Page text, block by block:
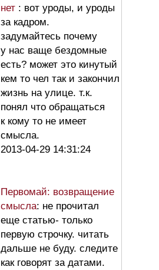
нет : вот уроды, и уроды
за кадром.
задумайтесь почему
у нас ваще бездомные
есть? может это кинутый
кем то чел так и закончил
жизнь на улице. т.к.
понял что обращаться
к кому то не имеет
смысла.
2013-04-29 14:31:24
Первомай: возвращение
смысла: не прочитал
еще статью- только
первую строчку. читать
дальше не буду. следите
как говорят за датами.